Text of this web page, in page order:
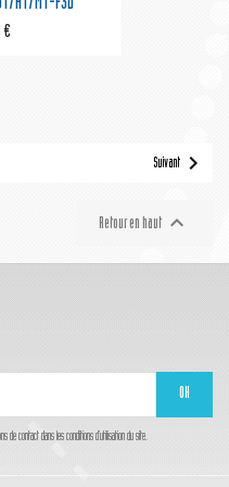
A1/M1-F3D
€
Suivant 
Retour en haut 
de contact dans les conditions d'utilisation du site.